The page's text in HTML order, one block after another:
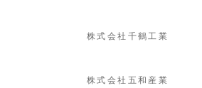
株式会社千鶴工業
株式会社五和産業